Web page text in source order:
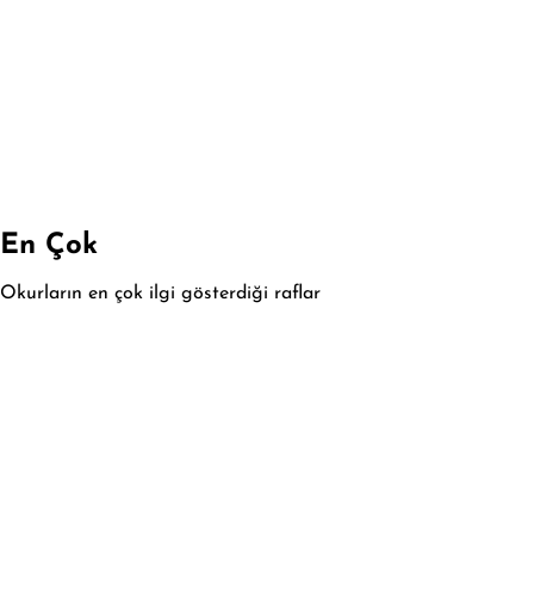
En Çok
Okurların en çok ilgi gösterdiği raflar